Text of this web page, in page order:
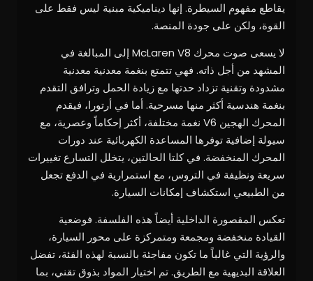
يقاطع مفهوم السيطرة. إنها ديناميكية مبنية ليس فقط على
القوة، ولكن على جودة المنصة.
لا يسعى صوت محرك McLaren V8 إلى المبالغة في
المشهد من أجل ذاته. فهي تتمتع بنغمة معدنية معدنية
مشدودة وتقنية تزداد حدتها مع زيادة الحمل وترافق التقدم
بنغمة هندسية أكثر منها مسرحية. أما في أرتورا، فيقدم
المحرك الهجين V6 نغمة مختلفة، أكثر إحكاماً وعصرية، مع
سيولة إضافية توفرها المساعدة الكهربائية عند دورات
المحرك المنخفضة. في كلتا الحالتين، يتخلل التسارع تغييرات
سريعة ونظيفة في التروس، مع استمرارية في الدفع تجعل
من الطبيعي استكشاف إمكانات السيارة.
تعكس المقصورة الداخلية أيضاً هذه الفلسفة. فوضعية
القيادة منخفضة ومجمعة ومتمركزة على محور السيارة،
والرؤية التي غالباً ما تكون مفاجئة بالنسبة لهذه الفئة، تفضل
العلاقة البديهية مع الطريق. تم اختيار المواد بذوق تقني، بما